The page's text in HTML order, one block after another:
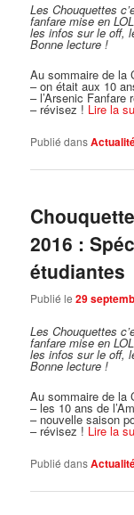
Les Chouquettes
fanfare mise en
les infos sur le off,
Bonne lecture !
Au sommaire de la
– on était aux 10
– l’Arsenic Fanfare
– révisez ! Lire la
Publié dans
2016 :
étudiantes
Publié le29
Les Chouquettes
fanfare mise en
les infos sur le off,
Bonne lecture !
Au sommaire de la
– les 10 ans de
– nouvelle saison
– révisez ! Lire la
Publié dans